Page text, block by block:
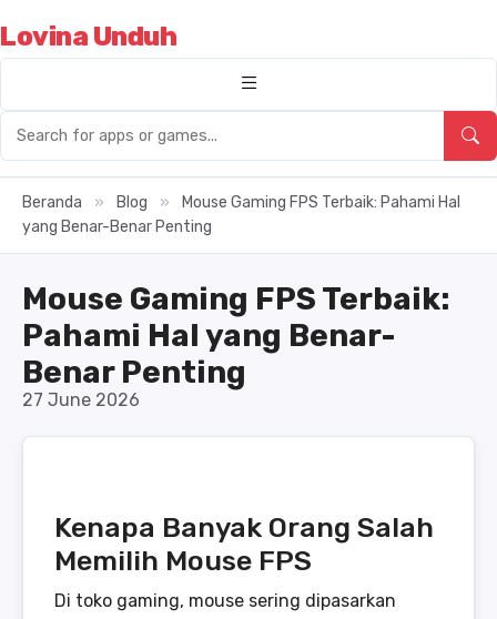
Lovina Unduh
Beranda » Blog »
Mouse Gaming FPS Terbaik: Pahami Hal
yang Benar-Benar Penting
Mouse Gaming FPS Terbaik:
Pahami Hal yang Benar-
Benar Penting
27 June 2026
Kenapa Banyak Orang Salah
Memilih Mouse FPS
Di toko gaming, mouse sering dipasarkan